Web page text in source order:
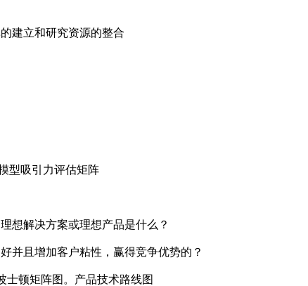
建立和研究资源的整合
型吸引力评估矩阵
解决方案或理想产品是什么？
且增加客户粘性，赢得竞争优势的？
顿矩阵图。产品技术路线图